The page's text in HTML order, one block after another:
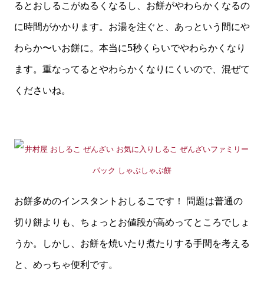
るとおしるこがぬるくなるし、お餅がやわらかくなるの
に時間がかかります。お湯を注ぐと、あっという間にや
わらか〜いお餅に。本当に5秒くらいでやわらかくなり
ます。重なってるとやわらかくなりにくいので、混ぜて
くださいね。
お餅多めのインスタントおしるこです！ 問題は普通の
切り餅よりも、ちょっとお値段が高めってところでしょ
うか。しかし、お餅を焼いたり煮たりする手間を考える
と、めっちゃ便利です。